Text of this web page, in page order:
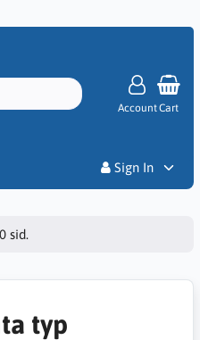
AccountCart
Sign In
sid.
typ